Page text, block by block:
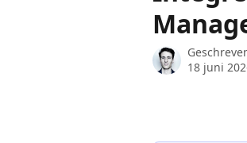
18 juni